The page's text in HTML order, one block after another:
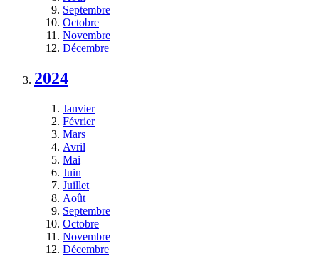
Septembre
Octobre
Novembre
Décembre
2024
Janvier
Février
Mars
Avril
Mai
Juin
Juillet
Août
Septembre
Octobre
Novembre
Décembre